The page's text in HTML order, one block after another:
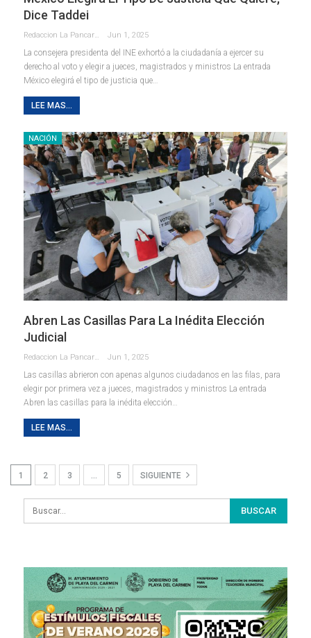
Dice Taddei
Redaccion La Pancarta De Quintana Roo Jun 1, 2025
La consejera presidenta del INE exhortó a la ciudadanía a ejercer su
derecho al voto y elegir a jueces, magistrados y ministros La entrada
México elegirá el tipo de justicia que…
LEE MAS...
NACIÓN
Abren Las Casillas Para La Inédita Elección
Judicial
Redaccion La Pancarta De Quintana Roo Jun 1, 2025
Las casillas abrieron con apenas algunos ciudadanos en las filas, para
elegir por primera vez a jueces, magistrados y ministros La entrada
Abren las casillas para la inédita elección…
LEE MAS...
1 2 3 … 5 SIGUIENTE